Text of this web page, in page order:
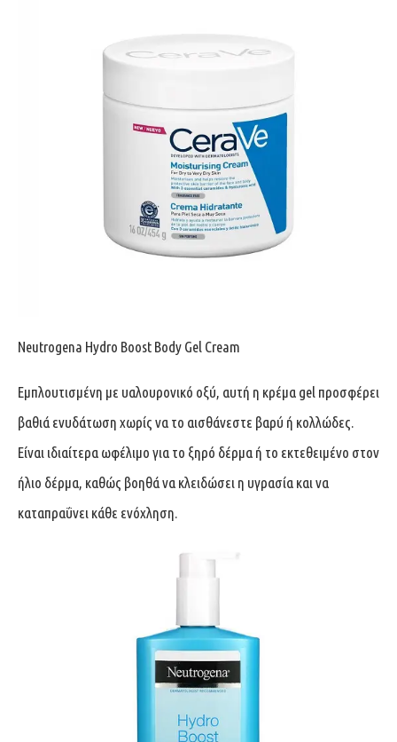
Neutrogena Hydro Boost Body Gel Cream
Εμπλουτισμένη με υαλουρονικό οξύ, αυτή η κρέμα gel προσφέρει
βαθιά ενυδάτωση χωρίς να το αισθάνεστε βαρύ ή κολλώδες.
Είναι ιδιαίτερα ωφέλιμο για το ξηρό δέρμα ή το εκτεθειμένο στον
ήλιο δέρμα, καθώς βοηθά να κλειδώσει η υγρασία και να
καταπραΰνει κάθε ενόχληση.